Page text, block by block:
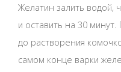
Желатин залить водой,
и оставить на 30
до растворения
самом конце варки желе.